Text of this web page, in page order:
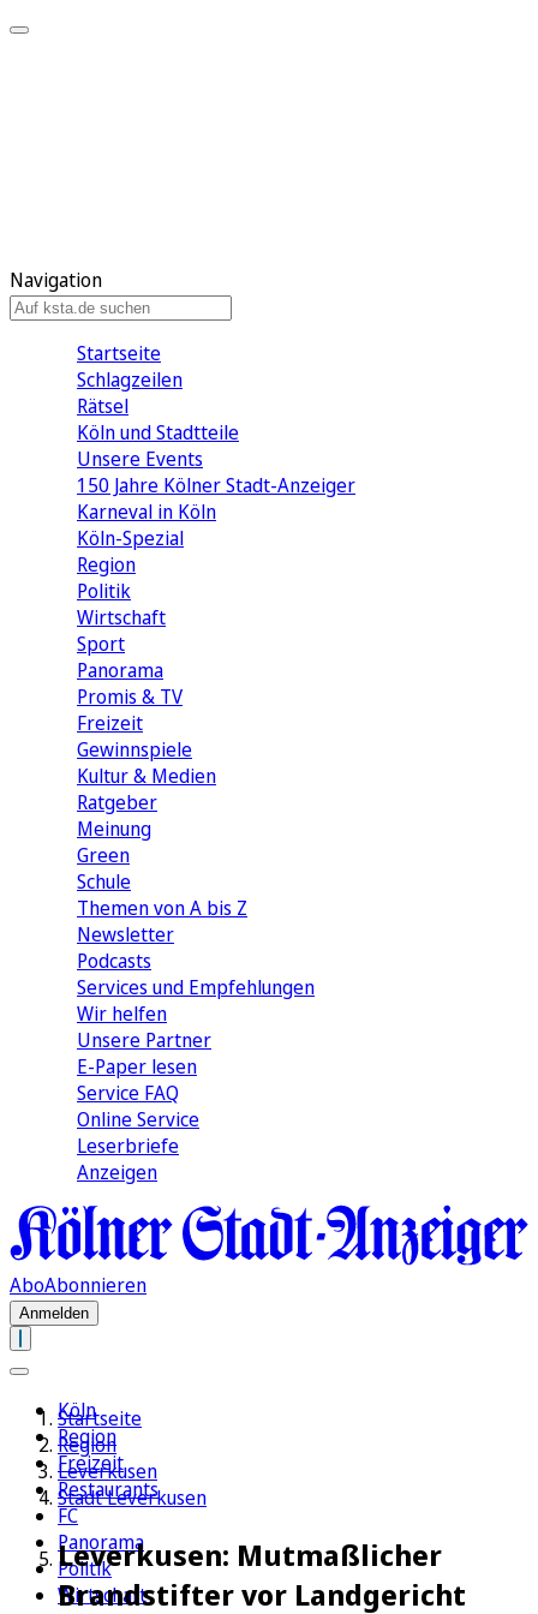
Navigation
Startseite
Schlagzeilen
Rätsel
Köln und Stadtteile
Unsere Events
150 Jahre Kölner Stadt-Anzeiger
Karneval in Köln
Köln-Spezial
Region
Politik
Wirtschaft
Sport
Panorama
Promis & TV
Freizeit
Gewinnspiele
Kultur & Medien
Ratgeber
Meinung
Green
Schule
Themen von A bis Z
Newsletter
Podcasts
Services und Empfehlungen
Wir helfen
Unsere Partner
E-Paper lesen
Service FAQ
Online Service
Leserbriefe
Anzeigen
AboAbonnieren
Anmelden
Köln
Region
Freizeit
Restaurants
FC
Panorama
Politik
Wirtschaft
Startseite
Region
Leverkusen
Stadt Leverkusen
Leverkusen: Mutmaßlicher
Brandstifter vor Landgericht